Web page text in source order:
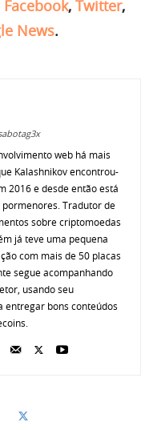
Facebook, Twitter,
News.
web há mais
Kalashnikov encontrou-
2016 e desde então está
pormenores. Tradutor de
sobre criptomoedas
já teve uma pequena
com mais de 50 placas
segue acompanhando
usando seu
entregar bons conteúdos